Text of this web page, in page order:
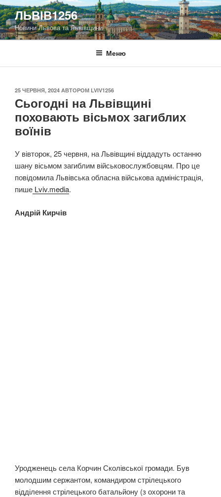
Перейти
до
вмісту
ЛЬВІВ1256
Новини Львова та Львівщини
Меню
ОПУБЛІКОВАНО
25 ЧЕРВНЯ, 2024 АВТОРОМ LVIV1256
Сьогодні на Львівщині
поховають вісьмох загиблих
воїнів
У вівторок, 25 червня, на Львівщині віддадуть останню
шану вісьмом загиблим військовослужбовцям. Про це
повідомила Львівська обласна військова адміністрація,
пише Lviv.media.
Андрій Кирчів
Уродженець села Корчин Сколівської громади. Був
молодшим сержантом, командиром стрілецького
відділення стрілецького батальйону (з охорони та